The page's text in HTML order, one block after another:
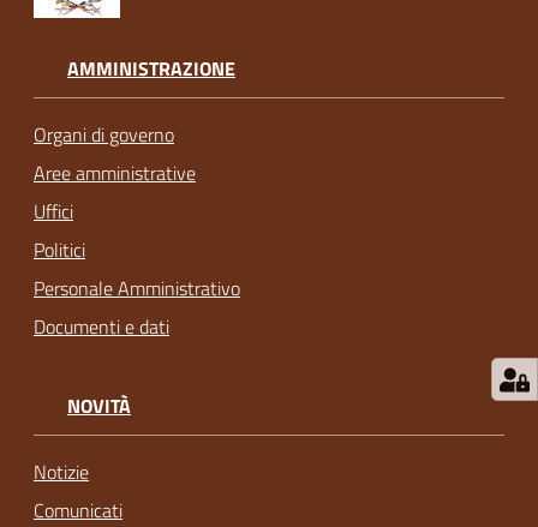
AMMINISTRAZIONE
Organi di governo
Aree amministrative
Uffici
Politici
Personale Amministrativo
Documenti e dati
NOVITÀ
Notizie
Comunicati